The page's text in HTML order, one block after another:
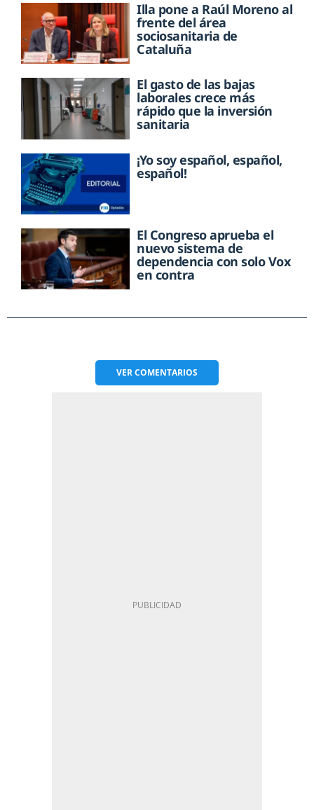
Illa pone a Raúl Moreno al
frente del área
sociosanitaria de
Cataluña
El gasto de las bajas
laborales crece más
rápido que la inversión
sanitaria
¡Yo soy español, español,
español!
El Congreso aprueba el
nuevo sistema de
dependencia con solo Vox
en contra
VERCOMENTARIOS